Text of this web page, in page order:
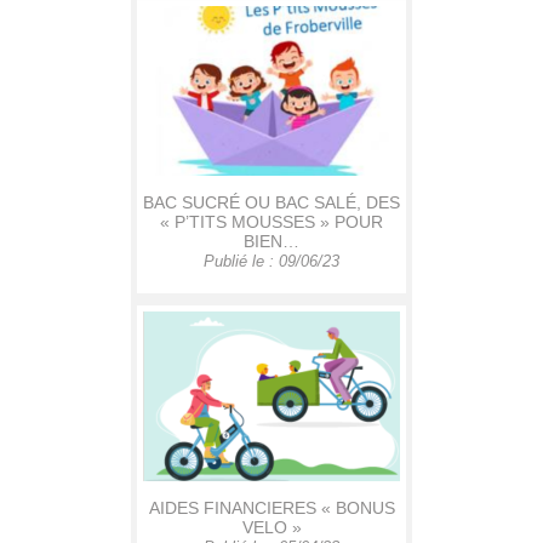
BAC SUCRÉ OU BAC SALÉ, DES
« P’TITS MOUSSES » POUR
BIEN…
Publié le : 09/06/23
AIDES FINANCIERES « BONUS
VELO »